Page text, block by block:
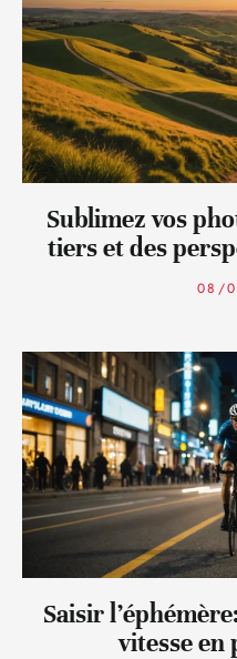
Sublimez vos
tiers et des
08/
Saisir
vitesse en